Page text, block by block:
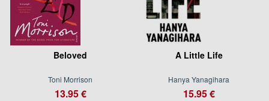
Beloved
Toni Morrison
13.95 €
A Little Life
Hanya Yanagihara
15.95 €